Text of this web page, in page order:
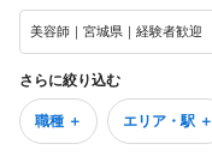
美容師｜宮城県｜経験者歓迎
さらに絞り込む
職種 ＋ エリア・駅 ＋